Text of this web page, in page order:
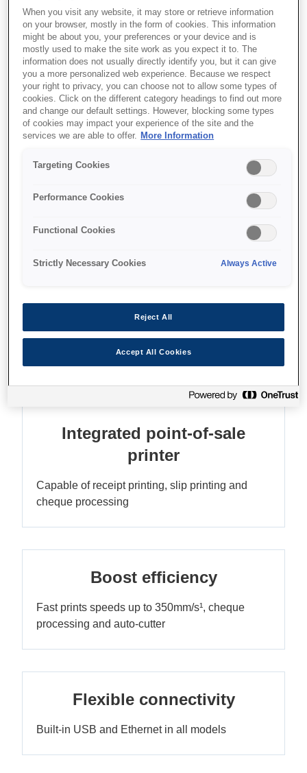
Powered USB, w/o
PS, ECW, MICR
Best for banking and retail
counters that need receipt, slip,
validation and cheque processing
in one device.
Print receipts and slips
Integrated point-of-sale
printer
Capable of receipt printing, slip printing and
cheque processing
Boost efficiency
Fast prints speeds up to 350mm/s¹, cheque
processing and auto-cutter
Flexible connectivity
Built-in USB and Ethernet in all models
When you visit any website, it may store or retrieve information
on your browser, mostly in the form of cookies. This information
might be about you, your preferences or your device and is
mostly used to make the site work as you expect it to. The
information does not usually directly identify you, but it can give
you a more personalized web experience. Because we respect
your right to privacy, you can choose not to allow some types of
cookies. Click on the different category headings to find out more
and change our default settings. However, blocking some types
of cookies may impact your experience of the site and the
services we are able to offer. More Information
Targeting Cookies
Performance Cookies
Functional Cookies
Strictly Necessary Cookies Always Active
Reject All
Accept All Cookies